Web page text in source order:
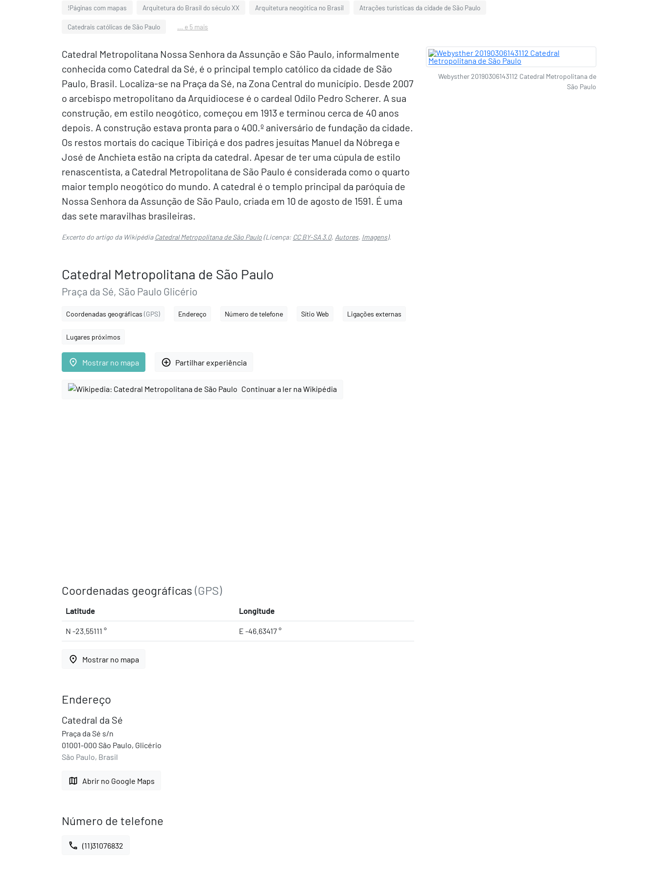
!Páginas com mapas Arquitetura do Brasil do século XX Arquitetura neogótica no Brasil Atrações turísticas da cidade de São Paulo
Catedrais católicas de São Paulo ... e 5 mais
Catedral Metropolitana Nossa Senhora da Assunção e São Paulo, informalmente
conhecida como Catedral da Sé, é o principal templo católico da cidade de São
Paulo, Brasil. Localiza-se na Praça da Sé, na Zona Central do município. Desde 2007
o arcebispo metropolitano da Arquidiocese é o cardeal Odilo Pedro Scherer. A sua
construção, em estilo neogótico, começou em 1913 e terminou cerca de 40 anos
depois. A construção estava pronta para o 400.º aniversário de fundação da cidade.
Os restos mortais do cacique Tibiriçá e dos padres jesuítas Manuel da Nóbrega e
José de Anchieta estão na cripta da catedral. Apesar de ter uma cúpula de estilo
renascentista, a Catedral Metropolitana de São Paulo é considerada como o quarto
maior templo neogótico do mundo. A catedral é o templo principal da paróquia de
Nossa Senhora da Assunção de São Paulo, criada em 10 de agosto de 1591. É uma
das sete maravilhas brasileiras.
Excerto do artigo da WikipédiaCatedral Metropolitana de São Paulo(Licença: CC BY-SA 3.0, Autores, Imagens).
Catedral Metropolitana de São Paulo
Praça da Sé, São Paulo Glicério
Coordenadas geográficas (GPS) Endereço Número de telefone Sítio Web Ligações externas
Lugares próximos
place Mostrar no mapa add_circle_outline Partilhar experiência
Continuar a ler na Wikipédia
Coordenadas geográficas (GPS)
Latitude Longitude
N -23.55111 ° E -46.63417 °
place Mostrar no mapa
Endereço
Catedral da Sé
Praça da Sé s/n
01001-000 São Paulo, Glicério
São Paulo, Brasil
map Abrir no Google Maps
Número de telefone
call (11)31076832
Webysther 20190306143112 Catedral Metropolitana de
São Paulo